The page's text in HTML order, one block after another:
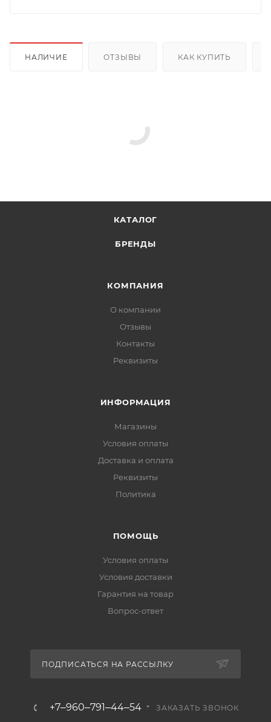
НАЛИЧИЕ ОТЗЫВЫ КАК КУПИТЬ
КАТАЛОГ
БРЕНДЫ
КОМПАНИЯ
О компании
Отзывы
Контакты
Реквизиты
ИНФОРМАЦИЯ
Магазины
Условия оплаты
Доставка и оплата
Реквизиты
Политика
ПОМОЩЬ
Условия оплаты
Условия доставки
Гарантия на товар
Вопрос-ответ
ПОДПИСАТЬСЯ НА РАССЫЛКУ
+7‒960‒791‒44‒54 ЗАКАЗАТЬ ЗВОНОК